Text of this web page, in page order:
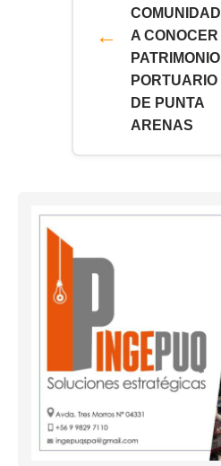
COMUNIDAD
A CONOCER
PATRIMONIO
PORTUARIO
DE PUNTA
ARENAS